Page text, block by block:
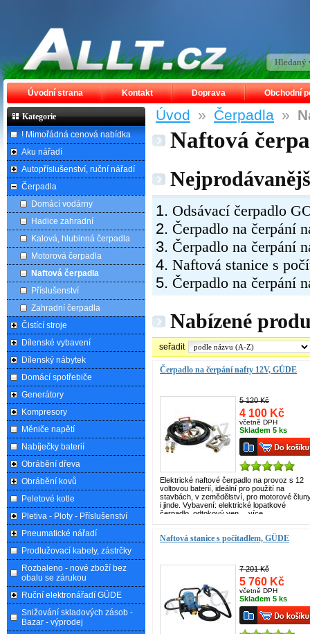
Úvod » Čerpadla »
Naftová
Odsávací čerpadlo
Čerpadlo na čerpání
Čerpadlo na čerpání
Naftová stanice s
Čerpadlo na čerpání
Nabízené
seřadit
Čerpadlo na čerpání nafty 12V, GÜDE
5 120 Kč
4 100 Kč
včetně DPH
Skladem 5 ks
Elektrické naftové čerpadlo na provoz s 12
voltovou baterií, ideální pro použití na
stavbách, v zemědělství, pro motorové
i jinde. Vybavení: elektrické lopatkové
čerpadlo, odtokový ven… více
Naftová stanice s počítadlem, GÜDE
7 201 Kč
5 760 Kč
včetně DPH
Skladem 5 ks
Úvodní strana Kontakt Doprava Obchodní
Kategorie
! Mimořádná cenová nabídka
Aku nářadí
Autopříslušenství, ruční nářadí
Čerpadla
Domácí vodárny
Hadice zahradní
Kalová, hlubinná čerpadla
Motorová čerpadla
Naftová čerpadla
Příslušenství
Zahradní čerpadla
Čistící stroje
Dílenské vybavení
Dílenský nábytek
Domácí spotřebiče
Generátory
Kompresory
Měniče napětí
Nabíječky baterií
Obrábění dřeva
Obrábění kovů
Peletové kotle
Pletiva - Ploty - Příslušenství
Pneumatické nářadí
Prodlužovací kabely, zástrčky
Rozbaleno - nové zboží bez
obalu se zárukou
Ruční elektronářadí GÜDE
Snižování skladových zásob -
Bazar - výprodej